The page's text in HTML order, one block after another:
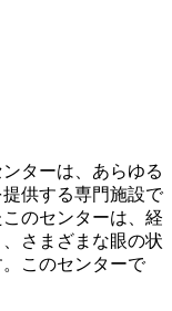
ターは、あらゆる
供する専門施設で
のセンターは、経
さまざまな眼の状
このセンターで